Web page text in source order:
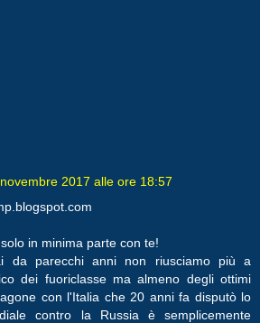
2017 alle ore 18:57
in minima parte con te!
da parecchi anni non riusciamo più a
dei fuoriclasse ma almeno degli ottimi
con l'Italia che 20 anni fa disputò lo
contro la Russia è semplicemente